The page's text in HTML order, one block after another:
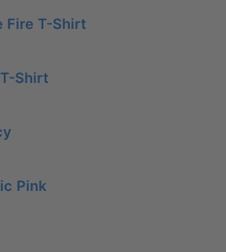
Fire T-Shirt
Shirt
Pink